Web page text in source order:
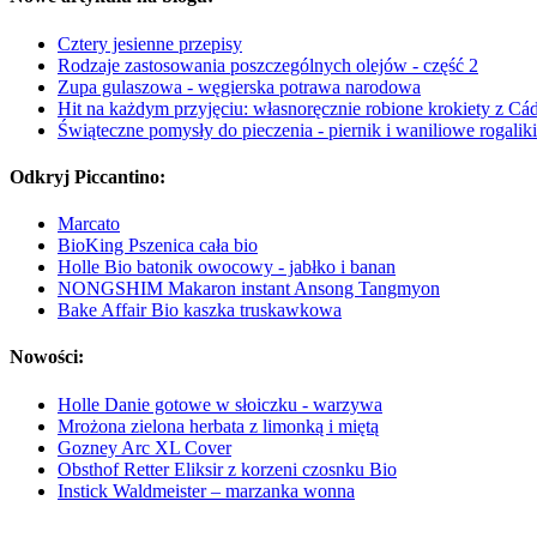
Cztery jesienne przepisy
Rodzaje zastosowania poszczególnych olejów - część 2
Zupa gulaszowa - węgierska potrawa narodowa
Hit na każdym przyjęciu: własnoręcznie robione krokiety z
Świąteczne pomysły do pieczenia - piernik i waniliowe rogaliki
Odkryj Piccantino:
Marcato
BioKing Pszenica cała bio
Holle Bio batonik owocowy - jabłko i banan
NONGSHIM Makaron instant Ansong Tangmyon
Bake Affair Bio kaszka truskawkowa
Nowości:
Holle Danie gotowe w słoiczku - warzywa
Mrożona zielona herbata z limonką i miętą
Gozney Arc XL Cover
Obsthof Retter Eliksir z korzeni czosnku Bio
Instick Waldmeister – marzanka wonna